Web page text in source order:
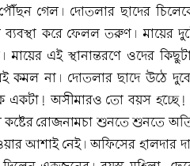
গেল। দোতলার ছাদের
করে ফেলল তরুণ। মায়ের
এই স্থানান্তরণে ওদের
কমল না। দোতলার ছাদে উঠে
একটা! অসীমারও তো বয়স
কষ্টের রোজনামচা শুনতে শুনতে
আশাই নেই। অফিসের হালদার